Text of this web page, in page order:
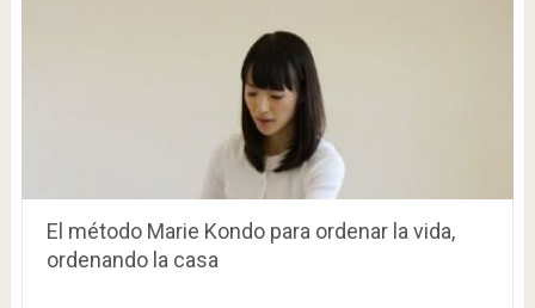
El método Marie Kondo para ordenar la vida,
ordenando la casa